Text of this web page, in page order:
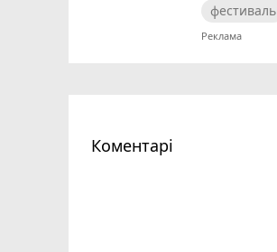
фестиваль
Коментарі